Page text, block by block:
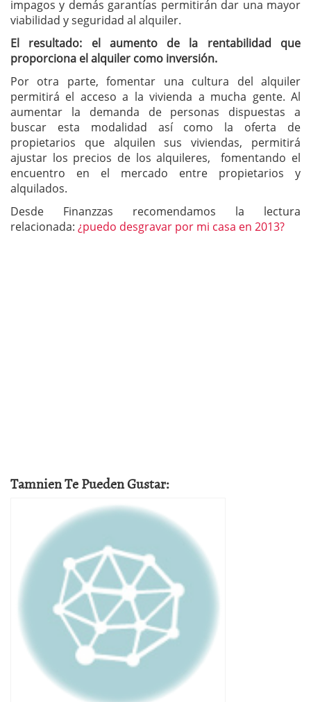
impagos y demás garantías permitirán dar una mayor
viabilidad y seguridad al alquiler.
El resultado: el aumento de la rentabilidad que
proporciona el alquiler como inversión.
Por otra parte, fomentar una cultura del alquiler
permitirá el acceso a la vivienda a mucha gente. Al
aumentar la demanda de personas dispuestas a
buscar esta modalidad así como la oferta de
propietarios que alquilen sus viviendas, permitirá
ajustar los precios de los alquileres, fomentando el
encuentro en el mercado entre propietarios y
alquilados.
Desde Finanzzas recomendamos la lectura
relacionada: ¿puedo desgravar por mi casa en 2013?
Tamnien Te Pueden Gustar: